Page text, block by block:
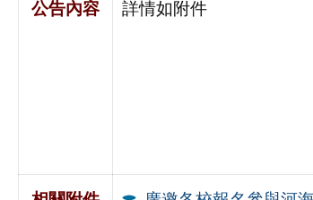
公告內容 詳情如附件